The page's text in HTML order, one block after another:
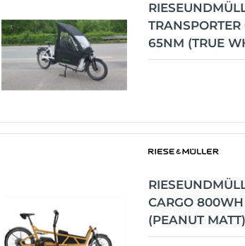
65NM (TRUE
CARGO 800WH
(PEANUT MATT)